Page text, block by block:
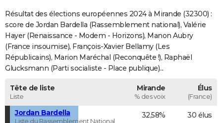
COPAINS D'AVANT
S'inscrire
Se connecter
Lycées
Collèges
Primaires
Universités
Entreprises
Service militaire
Avis de recherche
AVIS DE DÉCÈS
FORUM
Résultat des élections européennes 2024 à Mirande (32300) :
score de Jordan Bardella (Rassemblement national), Valérie
Hayer (Renaissance - Modem - Horizons), Manon Aubry
(France insoumise), François-Xavier Bellamy (Les
Républicains), Marion Maréchal (Reconquête !), Raphaël
Glucksmann (Parti socialiste - Place publique)...
Tête de liste
Liste
Mirande
% des voix
Élus
(France)
Jordan Bardella
Liste du Rassemblement National
32,58% 30 élus